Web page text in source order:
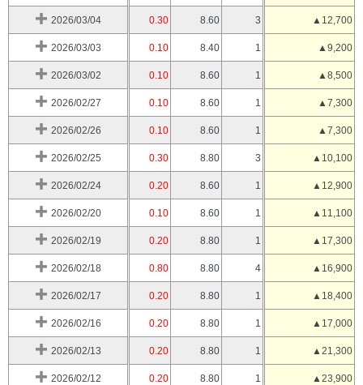
2026/03/04 0.30 8.60 3 ▲12,700
2026/03/03 0.10 8.40 1 ▲9,200
2026/03/02 0.10 8.60 1 ▲8,500
2026/02/27 0.10 8.60 1 ▲7,300
2026/02/26 0.10 8.60 1 ▲7,300
2026/02/25 0.30 8.80 3 ▲10,100
2026/02/24 0.20 8.60 1 ▲12,900
2026/02/20 0.10 8.60 1 ▲11,100
2026/02/19 0.20 8.80 1 ▲17,300
2026/02/18 0.80 8.80 4 ▲16,900
2026/02/17 0.20 8.80 1 ▲18,400
2026/02/16 0.20 8.80 1 ▲17,000
2026/02/13 0.20 8.80 1 ▲21,300
2026/02/12 0.20 8.80 1 ▲23,900